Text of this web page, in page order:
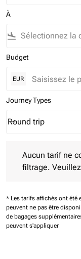
À
flight_land
Budget
EUR
Journey Types
Journey Types
Round trip
keyboard_arrow_down
Aucun tarif ne
filtrage.
* Les tarifs affichés ont été
peuvent ne pas être
de bagages
peuvent s'appliquer